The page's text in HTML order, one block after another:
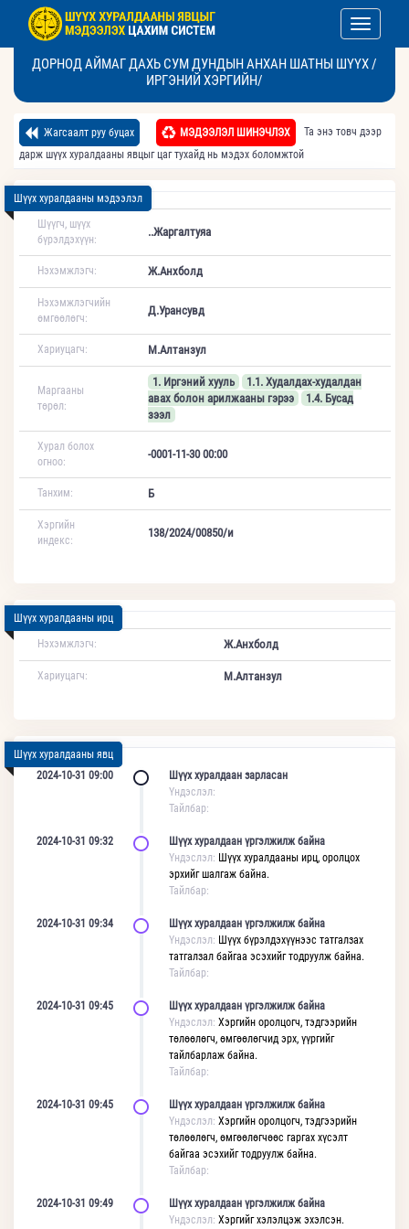
Toggle
ДОРНОД АЙМАГ ДАХЬ СУМ ДУНДЫН АНХАН ШАТНЫ ШҮҮХ /
ИРГЭНИЙ ХЭРГИЙН/
Жагсаалт руу буцах МЭДЭЭЛЭЛ ШИНЭЧЛЭХ
Та энэ товч дээр
дарж шүүх хуралдааны явцыг цаг тухайд нь мэдэх боломжтой
Шүүх хуралдааны мэдээлэл
Шүүгч, шүүх
бүрэлдэхүүн:
..Жаргалтуяа
Нэхэмжлэгч: Ж.Анхболд
Нэхэмжлэгчийн
өмгөөлөгч:
Д.Урансувд
Хариуцагч: М.Алтанзул
Маргааны
төрөл:
1. Иргэний хууль
1.1. Худалдах-худалдан
авах болон арилжааны гэрээ
1.4. Бусад
зээл
Хурал болох
огноо:
-0001-11-30 00:00
Танхим: Б
Хэргийн
индекс:
138/2024/00850/и
Шүүх хуралдааны ирц
Нэхэмжлэгч:
Ж.Анхболд
Хариуцагч: М.Алтанзул
Шүүх хуралдааны явц
2024-10-31 09:00
Шүүх хуралдаан зарласан
Үндэслэл:
Тайлбар:
2024-10-31 09:32
Шүүх хуралдаан үргэлжилж байна
Үндэслэл: Шүүх хуралдааны ирц, оролцох
эрхийг шалгаж байна.
Тайлбар:
2024-10-31 09:34
Шүүх хуралдаан үргэлжилж байна
Үндэслэл: Шүүх бүрэлдэхүүнээс татгалзах
татгалзал байгаа эсэхийг тодруулж байна.
Тайлбар:
2024-10-31 09:45
Шүүх хуралдаан үргэлжилж байна
Үндэслэл: Хэргийн оролцогч, тэдгээрийн
төлөөлөгч, өмгөөлөгчид эрх, үүргийг
тайлбарлаж байна.
Тайлбар:
2024-10-31 09:45
Шүүх хуралдаан үргэлжилж байна
Үндэслэл: Хэргийн оролцогч, тэдгээрийн
төлөөлөгч, өмгөөлөгчөөс гаргах хүсэлт
байгаа эсэхийг тодруулж байна.
Тайлбар:
2024-10-31 09:49
Шүүх хуралдаан үргэлжилж байна
Үндэслэл: Хэргийг хэлэлцэж эхэлсэн.